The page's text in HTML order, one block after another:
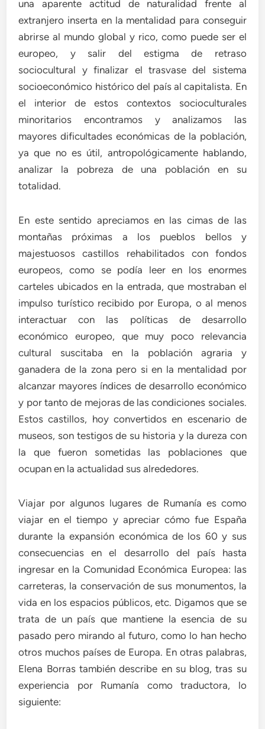
una aparente actitud de naturalidad frente al
extranjero inserta en la mentalidad para conseguir
abrirse al mundo global y rico, como puede ser el
europeo, y salir del estigma de retraso
sociocultural y finalizar el trasvase del sistema
socioeconómico histórico del país al capitalista. En
el interior de estos contextos socioculturales
minoritarios encontramos y analizamos las
mayores dificultades económicas de la población,
ya que no es útil, antropológicamente hablando,
analizar la pobreza de una población en su
totalidad.
En este sentido apreciamos en las cimas de las
montañas próximas a los pueblos bellos y
majestuosos castillos rehabilitados con fondos
europeos, como se podía leer en los enormes
carteles ubicados en la entrada, que mostraban el
impulso turístico recibido por Europa, o al menos
interactuar con las políticas de desarrollo
económico europeo, que muy poco relevancia
cultural suscitaba en la población agraria y
ganadera de la zona pero si en la mentalidad por
alcanzar mayores índices de desarrollo económico
y por tanto de mejoras de las condiciones sociales.
Estos castillos, hoy convertidos en escenario de
museos, son testigos de su historia y la dureza con
la que fueron sometidas las poblaciones que
ocupan en la actualidad sus alrededores.
Viajar por algunos lugares de Rumanía es como
viajar en el tiempo y apreciar cómo fue España
durante la expansión económica de los 60 y sus
consecuencias en el desarrollo del país hasta
ingresar en la Comunidad Económica Europea: las
carreteras, la conservación de sus monumentos, la
vida en los espacios públicos, etc. Digamos que se
trata de un país que mantiene la esencia de su
pasado pero mirando al futuro, como lo han hecho
otros muchos países de Europa. En otras palabras,
Elena Borras también describe en su blog, tras su
experiencia por Rumanía como traductora, lo
siguiente: